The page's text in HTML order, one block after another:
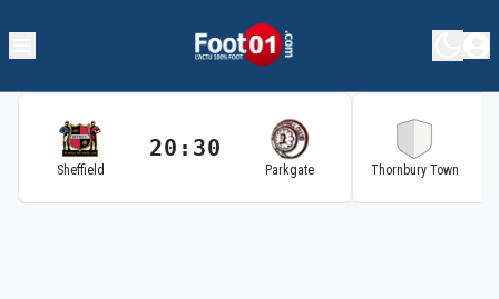
Sheffield
20:30
Parkgate Thornbury Town